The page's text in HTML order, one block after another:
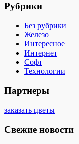
Рубрики
Без рубрики
Железо
Интересное
Интернет
Софт
Технологии
Партнеры
заказать цветы
Свежие новости